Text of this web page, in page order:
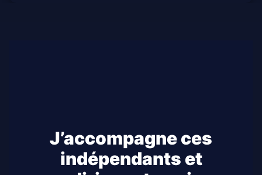
J’accompagne ces
indépendants et